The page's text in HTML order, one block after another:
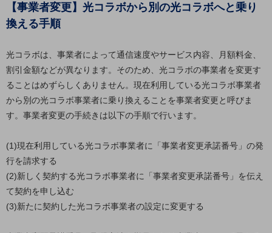
キーワードで探す
モバイルTOP
おすすめの機種、料金やサービスをご紹介
製品
ビジネス向けスマートフォン
タフネススマートフォン
データ通信製品
ドコモケータイ
5G対応ホームルーター
通信モジュール製品
【事業者変更】光コラボから別の光コラボへと乗り
換える手順
光コラボは、事業者によって通信速度やサービス内容、月額料金、
割引金額などが異なります。そのため、光コラボの事業者を変更す
ることはめずらしくありません。現在利用している光コラボ事業者
から別の光コラボ事業者に乗り換えることを事業者変更と呼びま
す。事業者変更の手続きは以下の手順で行います。
(1)現在利用している光コラボ事業者に「事業者変更承諾番号」の発
行を請求する
(2)新しく契約する光コラボ事業者に「事業者変更承諾番号」を伝え
て契約を申し込む
(3)新たに契約した光コラボ事業者の設定に変更する